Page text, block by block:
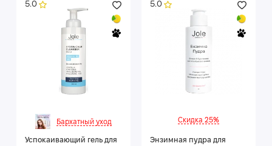
5.0
Бархатный уход
Успокаивающий гель для
5.0
Скидка 25%
Энзимная пудра для